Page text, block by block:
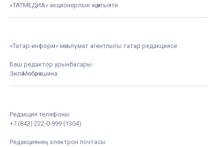
«ТАТМЕДИА» акционерлык җәмгыяте
«Татар-информ» мәгълүмат агентлыгы татар редакциясе
Баш редактор урынбасары
Зилә Мөбәрәкшина
Редакция телефоны
+7 (843) 222-0-999 (1304)
Редакциянең электрон почтасы